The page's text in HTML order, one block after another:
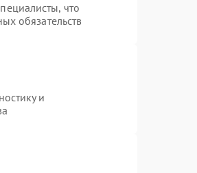
что
обязательств
и